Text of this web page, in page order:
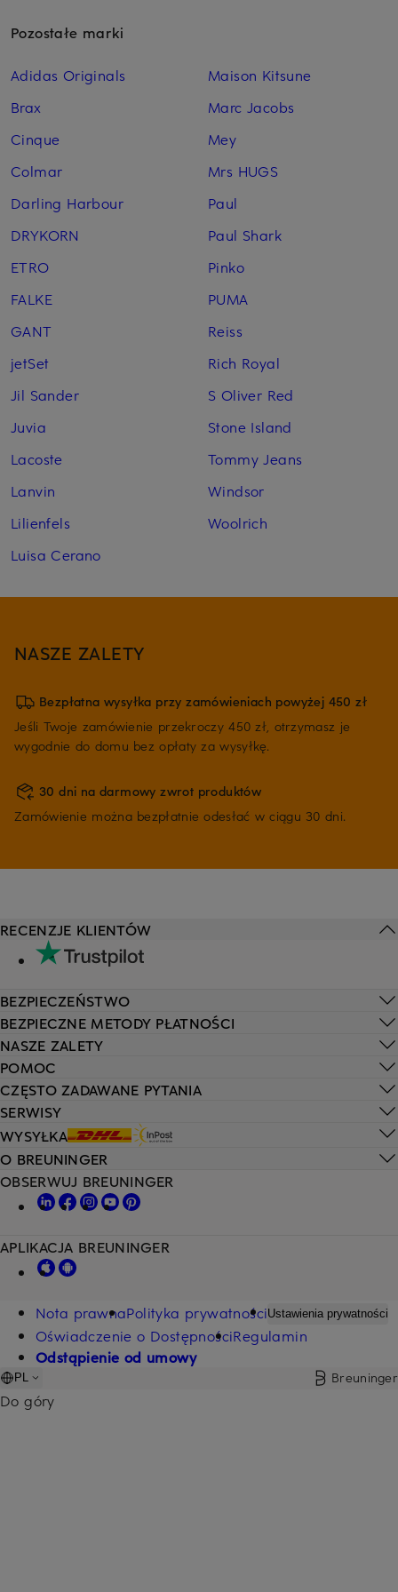
Pozostałe marki
Adidas Originals
Brax
Cinque
Colmar
Darling Harbour
DRYKORN
ETRO
FALKE
GANT
jetSet
Jil Sander
Juvia
Lacoste
Lanvin
Lilienfels
Luisa Cerano
Maison Kitsune
Marc Jacobs
Mey
Mrs HUGS
Paul
Paul Shark
Pinko
PUMA
Reiss
Rich Royal
S Oliver Red
Stone Island
Tommy Jeans
Windsor
Woolrich
NASZE ZALETY
Bezpłatna wysyłka przy zamówieniach powyżej 450 zł
Jeśli Twoje zamówienie przekroczy 450 zł, otrzymasz je
wygodnie do domu bez opłaty za wysyłkę.
30 dni na darmowy zwrot produktów
Zamówienie można bezpłatnie odesłać w ciągu 30 dni.
POMOC
CZĘSTO ZADAWANE PYTANIA
SERWISY
WYSYŁKA
RECENZJE KLIENTÓW
BEZPIECZEŃSTWO
BEZPIECZNE METODY PŁATNOŚCI
NASZE ZALETY
O BREUNINGER
OBSERWUJ BREUNINGER
APLIKACJA BREUNINGER
Nota prawnaPolityka prywatnościUstawienia prywatności
Oświadczenie o DostępnościRegulamin
Odstąpienie od umowy
PL Breuninger
Do góry